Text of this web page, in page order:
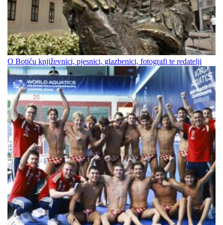
O Botiću književnici, pjesnici, glazbenici, fotografi te redatelji